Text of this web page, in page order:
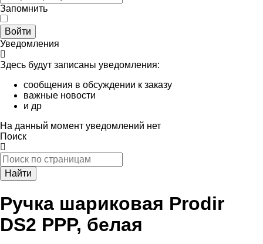
Запомнить
Войти
Уведомления
Здесь будут записаны уведомления:
сообщения в обсуждении к заказу
важные новости
и др
На данный момент уведомлений нет
Поиск
Найти
Ручка шариковая Prodir
DS2 PPP, белая